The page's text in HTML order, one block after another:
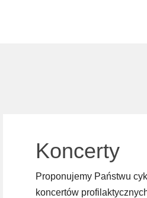
Koncerty
Proponujemy Państwu cykl
koncertów